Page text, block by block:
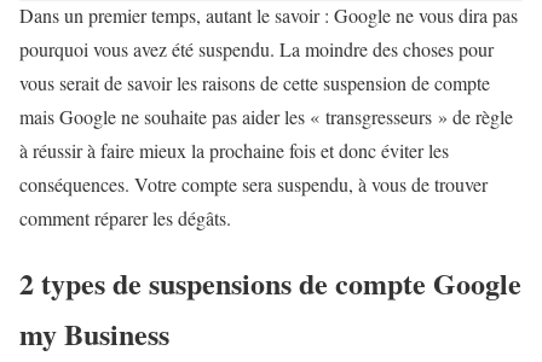
Dans un premier temps, autant le savoir : Google ne vous dira pas
pourquoi vous avez été suspendu. La moindre des choses pour
vous serait de savoir les raisons de cette suspension de compte
mais Google ne souhaite pas aider les « transgresseurs » de règle
à réussir à faire mieux la prochaine fois et donc éviter les
conséquences. Votre compte sera suspendu, à vous de trouver
comment réparer les dégâts.
2 types de suspensions de compte Google
my Business